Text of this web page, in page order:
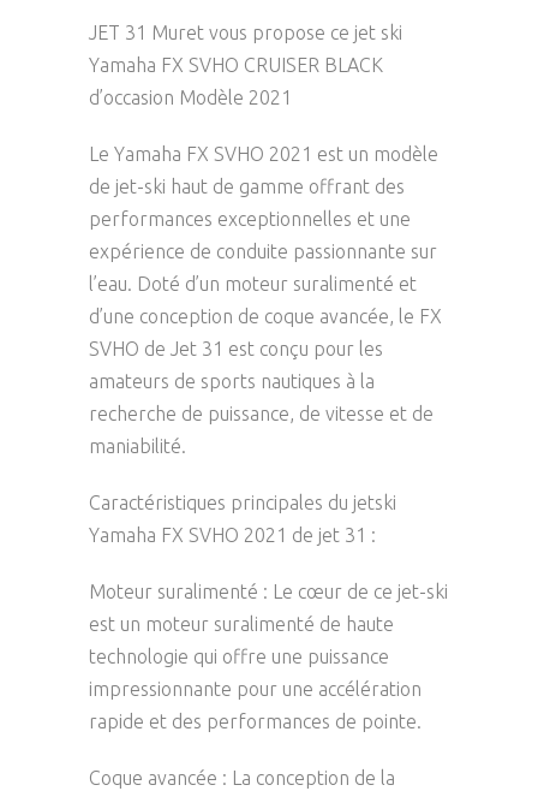
JET 31 Muret vous propose ce jet ski
Yamaha FX SVHO CRUISER BLACK
d’occasion Modèle 2021
Le Yamaha FX SVHO 2021 est un modèle
de jet-ski haut de gamme offrant des
performances exceptionnelles et une
expérience de conduite passionnante sur
l’eau. Doté d’un moteur suralimenté et
d’une conception de coque avancée, le FX
SVHO de Jet 31 est conçu pour les
amateurs de sports nautiques à la
recherche de puissance, de vitesse et de
maniabilité.
Caractéristiques principales du jetski
Yamaha FX SVHO 2021 de jet 31 :
Moteur suralimenté : Le cœur de ce jet-ski
est un moteur suralimenté de haute
technologie qui offre une puissance
impressionnante pour une accélération
rapide et des performances de pointe.
Coque avancée : La conception de la